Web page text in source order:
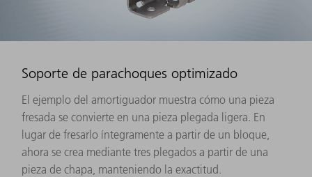
Soporte de parachoques optimizado
El ejemplo del amortiguador muestra cómo una pieza
fresada se convierte en una pieza plegada ligera. En
lugar de fresarlo íntegramente a partir de un bloque,
ahora se crea mediante tres plegados a partir de una
pieza de chapa, manteniendo la exactitud.